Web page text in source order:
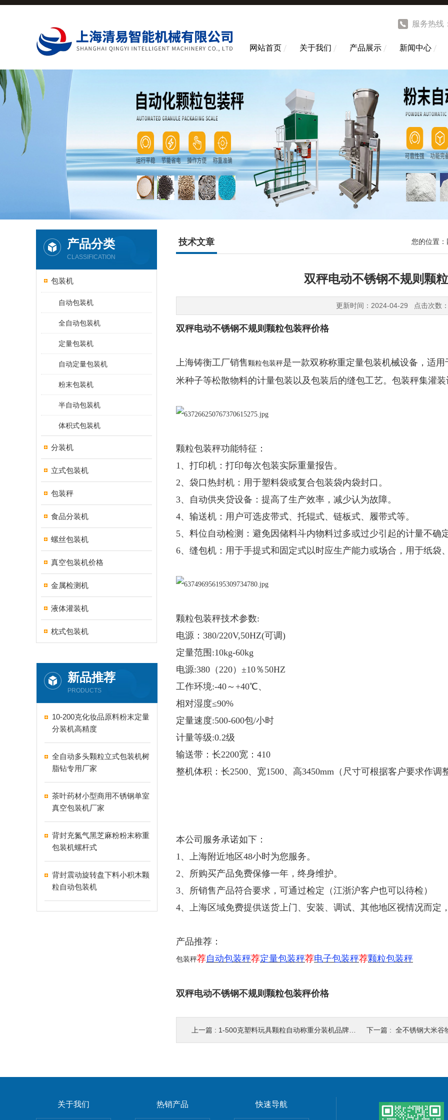
服务热线
网站首页 关于我们 产品展示 新闻中心
产品分类
CLASSIFICATION
包装机
自动包装机
全自动包装机
定量包装机
自动定量包装机
粉末包装机
半自动包装机
体积式包装机
分装机
立式包装机
包装秤
食品分装机
螺丝包装机
真空包装机价格
金属检测机
液体灌装机
枕式包装机
新品推荐
PRODUCTS
10-200克化妆品原料粉末定量
分装机高精度
全自动多头颗粒立式包装机树
脂钻专用厂家
茶叶药材小型商用不锈钢单室
真空包装机厂家
背封充氮气黑芝麻粉粉末称重
包装机螺杆式
背封震动旋转盘下料小积木颗
粒自动包装机
技术文章 您的位置：
双秤电动不锈钢不规则颗
更新时间：2024-04-29 点击次数
双秤电动不锈钢不规则颗粒包装秤价格
上海铸衡工厂销售颗粒包装秤是一款双称称重定量包装机械设备，适
米种子等松散物料的计量包装以及包装后的缝包工艺。包装秤集灌
颗粒包装秤功能特征：
1、打印机：打印每次包装实际重量报告。
2、袋口热封机：用于塑料袋或复合包装袋内袋封口。
3、自动供夹贷设备：提高了生产效率，减少认为故障。
4、输送机：用户可选皮带式、托辊式、链板式、履带式等。
5、料位自动检测：避免因储料斗内物料过多或过少引起的计量不确
6、缝包机：用于手提式和固定式以时应生产能力或场合，用于纸袋
颗粒包装秤技术参数:
电源：380/220V,50HZ(可调)
定量范围:10kg-60kg
电源:380（220）±10％50HZ
工作环境:-40～+40℃、
相对湿度≤90%
定量速度:500-600包/小时
计量等级:0.2级
输送带：长2200宽：410
整机体积：长2500、宽1500、高3450mm（尺寸可根据客户要求作调
本公司服务承诺如下：
1、上海附近地区48小时为您服务。
2、所购买产品免费保修一年，终身维护。
3、所销售产品符合要求，可通过检定（江浙沪客户也可以待检）
4、 上海区域免费提供送货上门、安装、调试、其他地区视情况而定
产品推荐：
包装秤荐自动包装秤荐定量包装秤荐电子包装秤荐颗粒包装秤
双秤电动不锈钢不规则颗粒包装秤价格
上一篇 : 1-500克塑料玩具颗粒自动称重分装机品牌|厂家 下一篇 : 全不锈钢大米谷物自
关于我们 热销产品 快速导航